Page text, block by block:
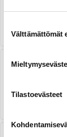
Välttämättömät
Tilastoevästeet
valittiin viisi
LUE UUTINEN